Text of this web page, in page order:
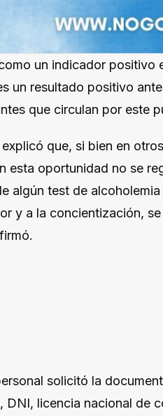
un indicador positivo
un resultado positivo
que circulan por este
que, si bien en
esta oportunidad no se
algún test de
y a la concientización,
solicitó la
DNI, licencia nacional de